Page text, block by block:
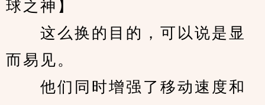
球之神】
这么换的目的，可以说是显
而易见。
他们同时增强了移动速度和